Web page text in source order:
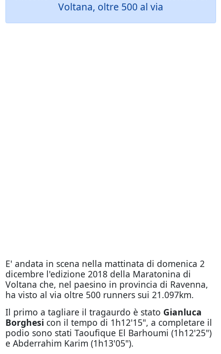
Voltana, oltre 500 al via
E' andata in scena nella mattinata di domenica 2
dicembre l'edizione 2018 della Maratonina di
Voltana che, nel paesino in provincia di Ravenna,
ha visto al via oltre 500 runners sui 21.097km.
Il primo a tagliare il tragaurdo è stato Gianluca
Borghesi con il tempo di 1h12'15", a completare il
podio sono stati Taoufique El Barhoumi (1h12'25")
e Abderrahim Karim (1h13'05").